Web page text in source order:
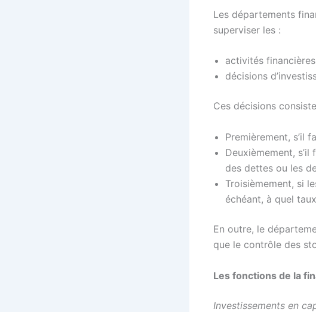
Les départements
superviser les :
activités
décisions
Ces décisions
Premièrement, s’il
Deuxièmement,
des dettes ou les
Troisièmement, si
échéant, à quel
En outre, le
que le contrôle des
Les fonctions de la
Investissements en